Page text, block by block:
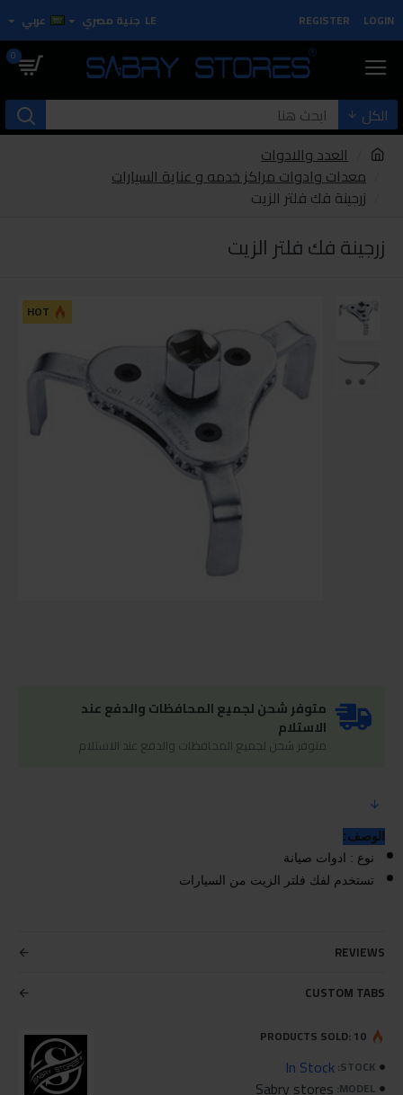
LOGIN
REGISTER
LE جنية مصري عربي
0
الكل
العدد والادوات
معدات وادوات مراكز خدمه و عناية السيارات
زرجينة فك فلتر الزيت
زرجينة فك فلتر الزيت
HOT
متوفر شحن لجميع المحافظات والدفع عند
الاستلام
متوفر شحن لجميع المحافظات والدفع عند الاستلام
الوصف:
نوع : ادوات صيانة
تستخدم لفك فلتر الزيت من السيارات
REVIEWS
CUSTOM TABS
STOCK:
In Stock
MODEL:
Sabry stores
PRODUCTS SOLD: 10